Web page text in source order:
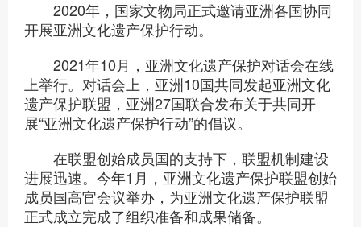
2020年，国家文物局正式邀请亚洲各国协同
开展亚洲文化遗产保护行动。
2021年10月，亚洲文化遗产保护对话会在线
上举行。对话会上，亚洲10国共同发起亚洲文化
遗产保护联盟，亚洲27国联合发布关于共同开
展“亚洲文化遗产保护行动”的倡议。
在联盟创始成员国的支持下，联盟机制建设
进展迅速。今年1月，亚洲文化遗产保护联盟创始
成员国高官会议举办，为亚洲文化遗产保护联盟
正式成立完成了组织准备和成果储备。